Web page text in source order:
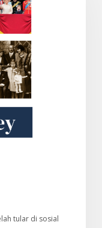
tular di sosial